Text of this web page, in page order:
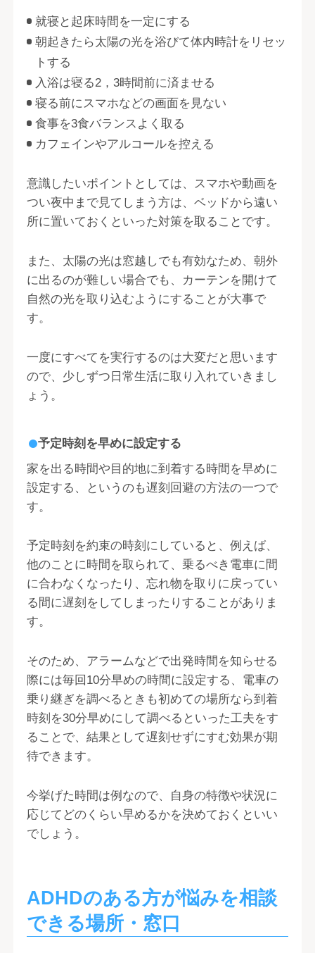
就寝と起床時間を一定にする
朝起きたら太陽の光を浴びて体内時計をリセッ
トする
入浴は寝る2，3時間前に済ませる
寝る前にスマホなどの画面を見ない
食事を3食バランスよく取る
カフェインやアルコールを控える
意識したいポイントとしては、スマホや動画を
つい夜中まで見てしまう方は、ベッドから遠い
所に置いておくといった対策を取ることです。
また、太陽の光は窓越しでも有効なため、朝外
に出るのが難しい場合でも、カーテンを開けて
自然の光を取り込むようにすることが大事で
す。
一度にすべてを実行するのは大変だと思います
ので、少しずつ日常生活に取り入れていきまし
ょう。
予定時刻を早めに設定する
家を出る時間や目的地に到着する時間を早めに
設定する、というのも遅刻回避の方法の一つで
す。
予定時刻を約束の時刻にしていると、例えば、
他のことに時間を取られて、乗るべき電車に間
に合わなくなったり、忘れ物を取りに戻ってい
る間に遅刻をしてしまったりすることがありま
す。
そのため、アラームなどで出発時間を知らせる
際には毎回10分早めの時間に設定する、電車の
乗り継ぎを調べるときも初めての場所なら到着
時刻を30分早めにして調べるといった工夫をす
ることで、結果として遅刻せずにすむ効果が期
待できます。
今挙げた時間は例なので、自身の特徴や状況に
応じてどのくらい早めるかを決めておくといい
でしょう。
ADHDのある方が悩みを相談
できる場所・窓口